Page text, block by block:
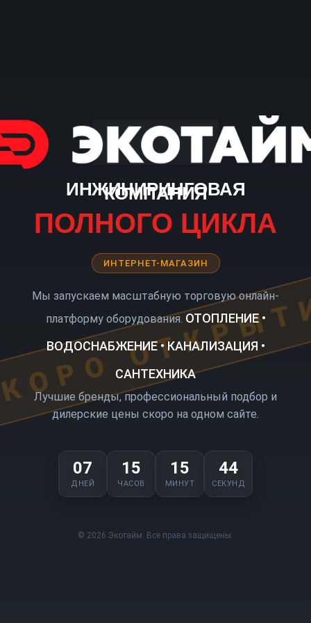
ИНЖИНИРИНГОВАЯ
КОМПАНИЯ
ПОЛНОГО ЦИКЛА
ИНТЕРНЕТ-МАГАЗИН
Мы запускаем масштабную торговую онлайн-
платформу оборудования. ОТОПЛЕНИЕ •
ВОДОСНАБЖЕНИЕ • КАНАЛИЗАЦИЯ •
САНТЕХНИКА
Лучшие бренды, профессиональный подбор и
дилерские цены скоро на одном сайте.
07
ДНЕЙ
15
ЧАСОВ
15
МИНУТ
44
СЕКУНД
© 2026 Экотайм. Все права защищены.